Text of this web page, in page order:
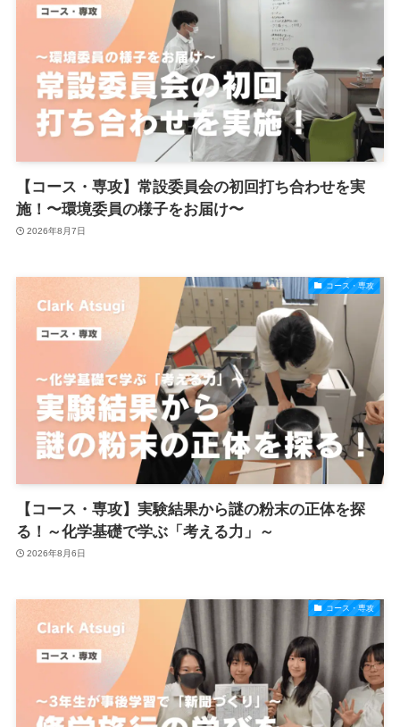
【コース・専攻】常設委員会の初回打ち合わせを実
施！〜環境委員の様子をお届け〜
2026年8月7日
コース・専攻
【コース・専攻】実験結果から謎の粉末の正体を探
る！～化学基礎で学ぶ「考える力」～
2026年8月6日
コース・専攻